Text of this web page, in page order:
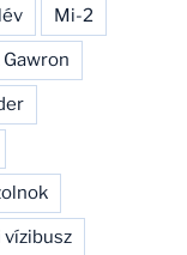
Mi-2
Gawron
vízibusz